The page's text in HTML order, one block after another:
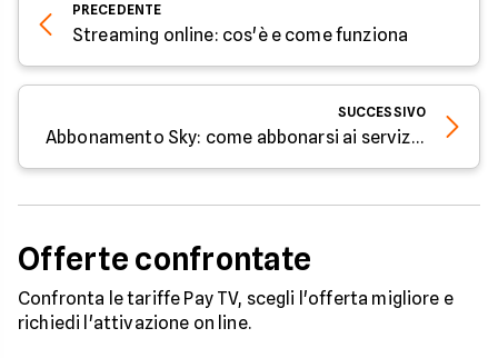
PRECEDENTE
Streaming online: cos'è e come funziona
SUCCESSIVO
Abbonamento Sky: come abbonarsi ai servizi Sky
Offerte confrontate
Confronta le tariffe Pay TV, scegli l'offerta migliore e
richiedi l'attivazione on line.